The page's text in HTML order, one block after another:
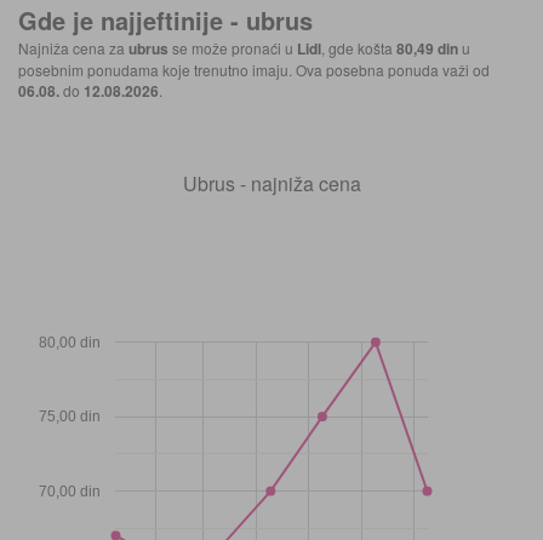
Gde je najjeftinije - ubrus
Najniža cena za ubrus se može pronaći u Lidl , gde košta 80,49 din u
posebnim ponudama koje trenutno imaju. Ova posebna ponuda važi od
06.08.do 12.08.2026
Ubrus - najniža cena
70,00 din
75,00 din
80,00 din